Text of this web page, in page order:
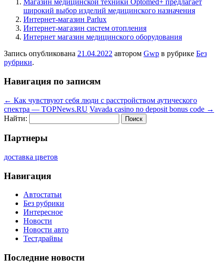
Магазин медицинской техники Optomed+ предлагает
широкий выбор изделий медицинского назначения
Интернет-магазин Parlux
Интернет-магазин систем отопления
Интернет магазин медицинского оборудования
Запись опубликована 21.04.2022 автором Gwp в рубрике Без
рубрики.
Навигация по записям
← Как чувствуют себя люди с расстройством аутического
спектра — TOPNews.RU Vavada casino no deposit bonus code →
Найти:
Партнеры
доставка цветов
Навигация
Автостатьи
Без рубрики
Интересное
Новости
Новости авто
Тестдрайвы
Последние новости